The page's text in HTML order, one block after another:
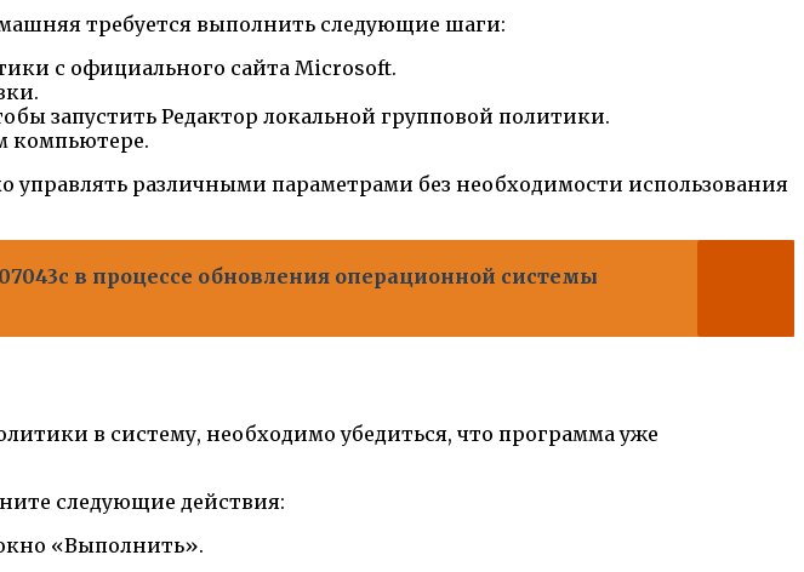
требуется выполнить следующие шаги:
с официального сайта Microsoft.
запустить Редактор локальной групповой политики.
компьютере.
управлять различными параметрами без необходимости использования
в процессе обновления операционной системы
в систему, необходимо убедиться, что программа уже
следующие действия:
«Выполнить».